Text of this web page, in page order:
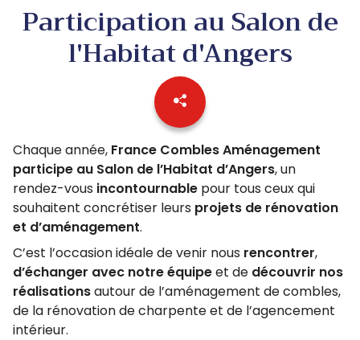
Participation au Salon de
l'Habitat d'Angers
Chaque année, France Combles Aménagement
participe au Salon de l’Habitat d’Angers, un
rendez-vous incontournable pour tous ceux qui
souhaitent concrétiser leurs projets de rénovation
et d’aménagement.
C’est l’occasion idéale de venir nous rencontrer,
d’échanger avec notre équipeet de découvrir nos
réalisationsautour de l’aménagement de combles,
de la rénovation de charpente et de l’agencement
intérieur.